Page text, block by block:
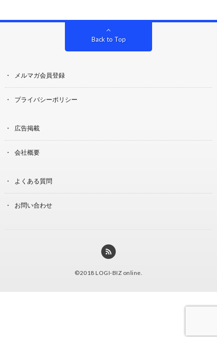
Back to Top
メルマガ会員登録
プライバシーポリシー
広告掲載
会社概要
よくある質問
お問い合わせ
©2018 LOGI-BIZ online